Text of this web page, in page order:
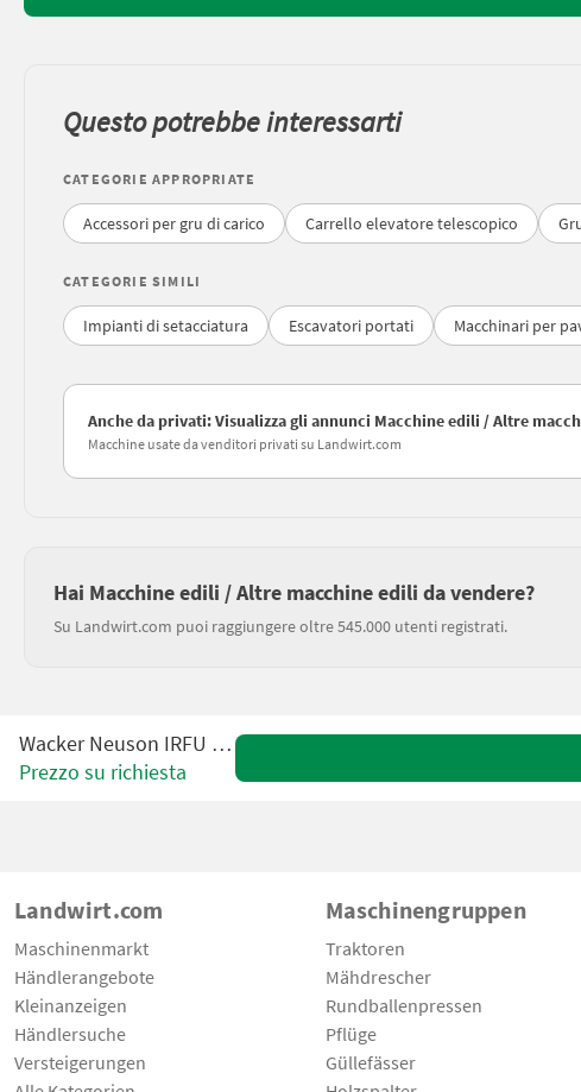
Questo potrebbe interessarti
CATEGORIE APPROPRIATE
Accessori per gru di carico Carrello elevatore telescopico
CATEGORIE SIMILI
Impianti di setacciatura Escavatori portati Macchinari per
Anche da privati: Visualizza gli annunci Macchine edili / Altre
Macchine usate da venditori privati su Landwirt.com
Hai Macchine edili / Altre macchine edili da vendere?
Su Landwirt.com puoi raggiungere oltre 545.000 utenti registrati.
Wacker Neuson IRFU 45/230
Prezzo su richiesta
Landwirt.com
Maschinenmarkt
Händlerangebote
Kleinanzeigen
Händlersuche
Versteigerungen
Maschinengruppen
Traktoren
Mähdrescher
Rundballenpressen
Pflüge
Güllefässer